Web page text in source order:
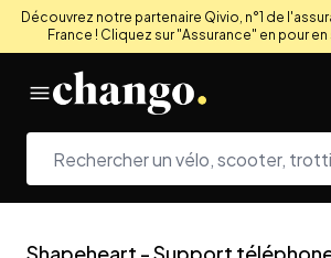
Découvrez notre partenaire Qivio, n°1 de
France ! Cliquez sur "Assurance" en pour en